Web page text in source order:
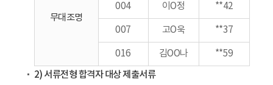
무대조명
004 이O정 **42
007 고O욱 **37
016 김OO나 **59
2) 서류전형 합격자 대상 제출서류